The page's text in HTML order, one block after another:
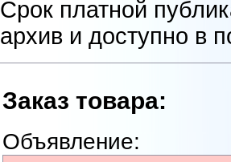
Срок платной
архив и доступно в
Заказ товарa:
Объявление: